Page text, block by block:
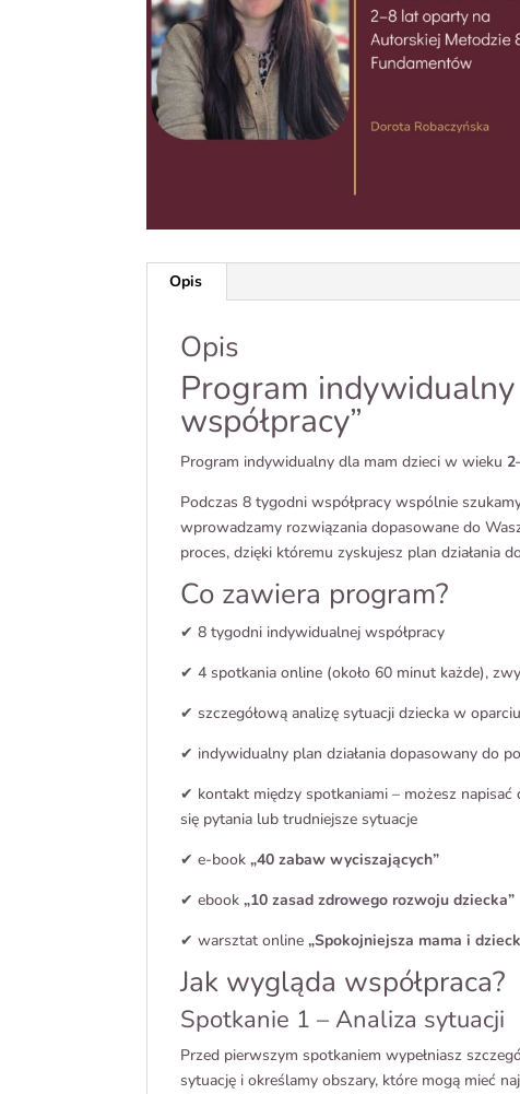
Opis
Opis
Program
współpracy”
Program indywidualny dla mam dzieci w wieku
Podczas 8 tygodni współpracy wspólnie
wprowadzamy rozwiązania dopasowane do
proces, dzięki któremu zyskujesz plan działania
Co zawiera program?
✔ 8 tygodni indywidualnej współpracy
✔ 4 spotkania online (około 60 minut każde),
✔ szczegółową analizę sytuacji dziecka w
✔ indywidualny plan działania dopasowany do
✔ kontakt między spotkaniami – możesz
się pytania lub trudniejsze sytuacje
✔ e-book„40 zabaw wyciszających”
✔ ebook„10 zasad zdrowego rozwoju dziecka”
✔ warsztat online„Spokojniejsza mama i
Jak wygląda współpraca?
Spotkanie 1 – Analiza sytuacji
Przed pierwszym spotkaniem wypełniasz
sytuację i określamy obszary, które mogą mieć